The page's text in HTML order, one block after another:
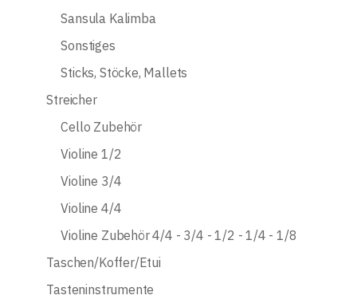
Sansula Kalimba
Sonstiges
Sticks, Stöcke, Mallets
Streicher
Cello Zubehör
Violine 1/2
Violine 3/4
Violine 4/4
Violine Zubehör 4/4 - 3/4 - 1/2 - 1/4 - 1/8
Taschen/Koffer/Etui
Tasteninstrumente